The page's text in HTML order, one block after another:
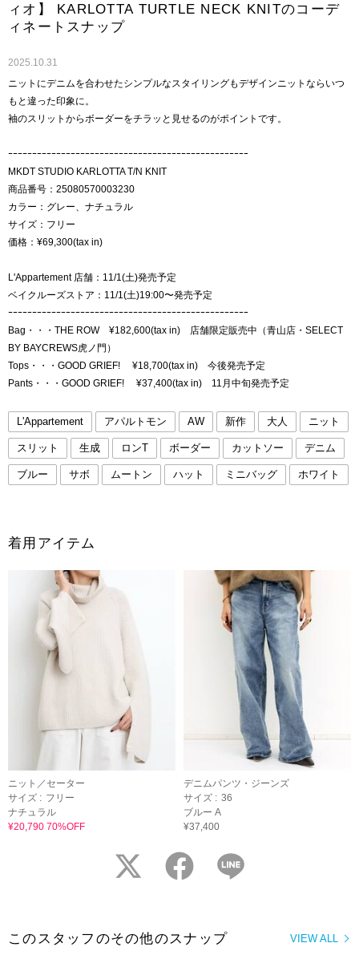
ィオ】 KARLOTTA TURTLE NECK KNITのコーデ
ィネートスナップ
2025.10.31
ニットにデニムを合わせたシンプルなスタイリングもデザインニットならいつ
もと違った印象に。
袖のスリットからボーダーをチラッと見せるのがポイントです。
ｰｰｰｰｰｰｰｰｰｰｰｰｰｰｰｰｰｰｰｰｰｰｰｰｰｰｰｰｰｰｰｰｰｰｰｰｰｰｰｰｰｰｰｰｰｰｰｰｰｰ
MKDT STUDIO KARLOTTA T/N KNIT
商品番号：25080570003230
カラー：グレー、ナチュラル
サイズ：フリー
価格：¥69,300(tax in)
L'Appartement 店舗：11/1(土)発売予定
ベイクルーズストア：11/1(土)19:00〜発売予定
ｰｰｰｰｰｰｰｰｰｰｰｰｰｰｰｰｰｰｰｰｰｰｰｰｰｰｰｰｰｰｰｰｰｰｰｰｰｰｰｰｰｰｰｰｰｰｰｰｰｰ
Bag・・・THE ROW ¥182,600(tax in) 店舗限定販売中（青山店・SELECT
BY BAYCREWS虎ノ門）
Tops・・・GOOD GRIEF! ¥18,700(tax in) 今後発売予定
Pants・・・GOOD GRIEF! ¥37,400(tax in) 11月中旬発売予定
L'Appartement アパルトモン AW 新作 大人 ニット
スリット 生成 ロンT ボーダー カットソー デニム
ブルー サボ ムートン ハット ミニバッグ ホワイト
着用アイテム
ニット／セーター
サイズ : フリー
ナチュラル
¥20,790 70%OFF
デニムパンツ・ジーンズ
サイズ : 36
ブルー A
¥37,400
twitter facebook
VIEW ALL
このスタッフのその他のスナップ